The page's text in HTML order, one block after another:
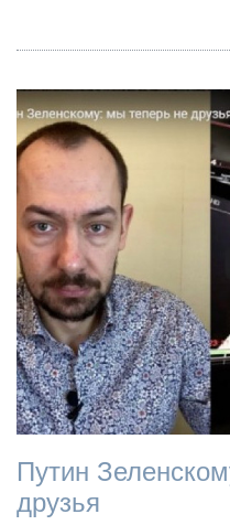
Путин
друзья